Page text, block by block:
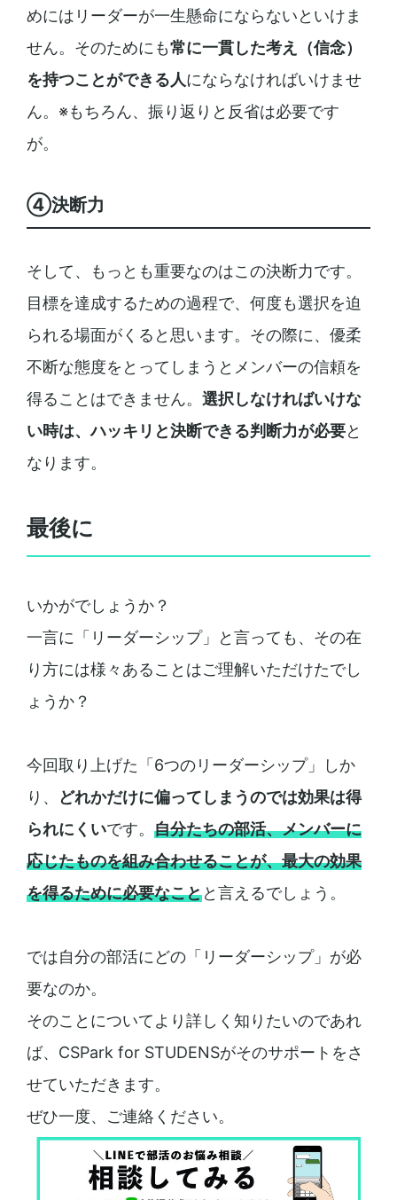
めにはリーダーが一生懸命にならないといけま
せん。そのためにも常に一貫した考え（信念）
を持つことができる人にならなければいけませ
ん。※もちろん、振り返りと反省は必要です
が。
④決断力
そして、もっとも重要なのはこの決断力です。
目標を達成するための過程で、何度も選択を迫
られる場面がくると思います。その際に、優柔
不断な態度をとってしまうとメンバーの信頼を
得ることはできません。 選択しなければいけな
い時は、ハッキリと決断できる判断力が必要と
なります。
最後に
いかがでしょうか？
一言に「リーダーシップ」と言っても、その在
り方には様々あることはご理解いただけたでし
ょうか？
今回取り上げた「6つのリーダーシップ」しか
り、
どれかだけに偏ってしまうのでは効果は得
られにくいです。 自分たちの部活、メンバーに
応じたものを組み合わせることが、最大の効果
を得るために必要なことと言えるでしょう。
では自分の部活にどの「リーダーシップ」が必
要なのか。
そのことについてより詳しく知りたいのであれ
ば、CSPark for STUDENSがそのサポートをさ
せていただきます。
ぜひ一度、ご連絡ください。